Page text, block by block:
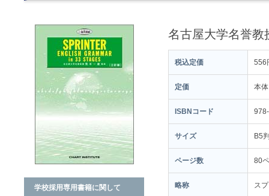
名古屋大学名誉
税込定価 556
定価 本
ISBNコード
サイズ B5
ページ数 80
略称 ス
学校採用専用書籍に関して